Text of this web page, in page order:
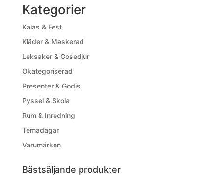
Kategorier
Kalas & Fest
Kläder & Maskerad
Leksaker & Gosedjur
Okategoriserad
Presenter & Godis
Pyssel & Skola
Rum & Inredning
Temadagar
Varumärken
Bästsäljande produkter